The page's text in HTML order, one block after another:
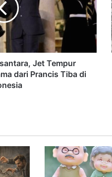
Jet Tempur
dari Prancis Tiba di